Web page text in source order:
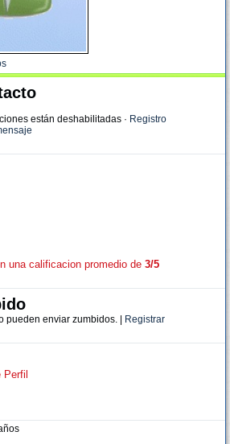
están deshabilitadas · Registro
una calificacion promedio de 3/5
pueden enviar zumbidos. | Registrar